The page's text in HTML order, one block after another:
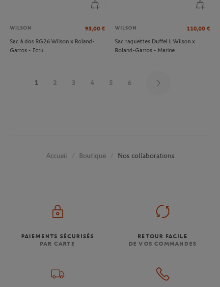
WILSON 95,00 €
Sac à dos RG26 Wilson x Roland-
Garros - Ecru
WILSON 110,00 €
Sac raquettes Duffel L Wilson x
Roland-Garros - Marine
1 2 3 4 5 6
Accueil Boutique Nos collaborations
PAIEMENTS SÉCURISÉS
PAR CARTE
RETOUR FACILE
DE VOS COMMANDES